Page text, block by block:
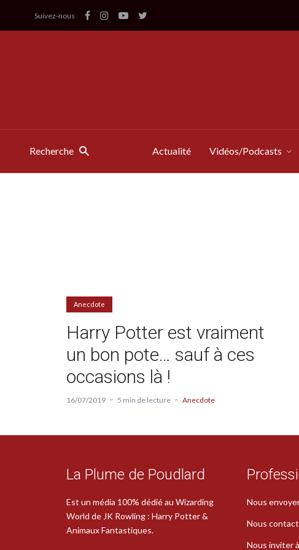
Suivez-nous
Recherche Actualité Vidéos/Podcasts
Anecdote
Harry Potter est vraiment
un bon pote… sauf à ces
occasions là !
16/07/2019 5 min de lecture Anecdote
La Plume de Poudlard
Est un média 100% dédié au Wizarding
World de JK Rowling : Harry Potter &
Animaux Fantastiques.
Nous
Nous
Nous inviter